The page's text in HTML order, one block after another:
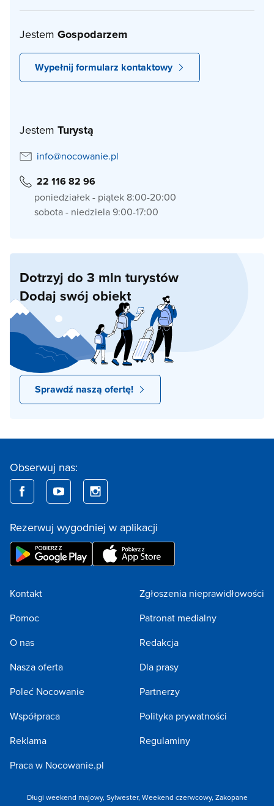
Jestem Gospodarzem
Wypełnij formularz kontaktowy
Jestem Turystą
info@nocowanie.pl
22 116 82 96
poniedziałek - piątek 8:00-20:00
sobota - niedziela 9:00-17:00
Dotrzyj do 3 mln turystów
Dodaj swój obiekt
Sprawdź naszą ofertę!
Obserwuj nas:
Rezerwuj wygodniej w aplikacji
Kontakt
Pomoc
O nas
Nasza oferta
Poleć Nocowanie
Współpraca
Reklama
Praca w Nocowanie.pl
Zgłoszenia nieprawidłowości
Patronat medialny
Redakcja
Dla prasy
Partnerzy
Polityka prywatności
Regulaminy
Długi weekend majowy, Sylwester, Weekend czerwcowy, Zakopane